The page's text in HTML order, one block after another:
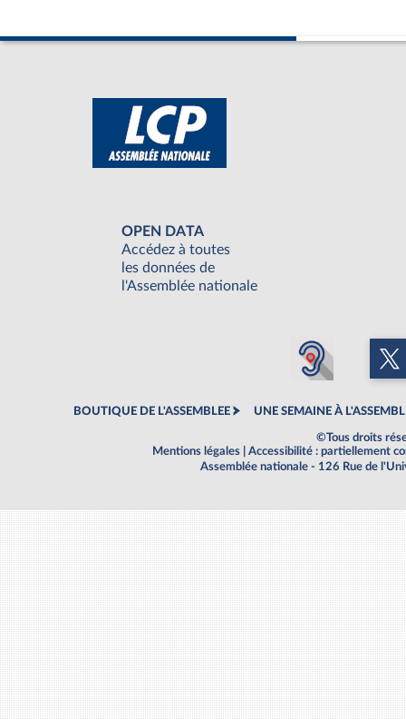
OPEN DATA
Accédez à toutes
les données de
l'Assemblée nationale
BOUTIQUE DE L'ASSEMBLEE UNE SEMAINE À
©Tous droits
Mentions légales
Accessibilité : partiellement
Assemblée nationale - 126 Rue de